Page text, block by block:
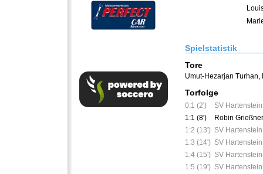
Spielstatistik
Tore
Umut-Hezarjan Turhan,
Torfolge
0:1 (2')
SV
1:1 (8')
Robin Grießner
1:2 (13') SV
1:3 (14') SV
1:4 (15') SV
1:5 (19') SV